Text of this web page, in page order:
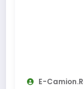
E-